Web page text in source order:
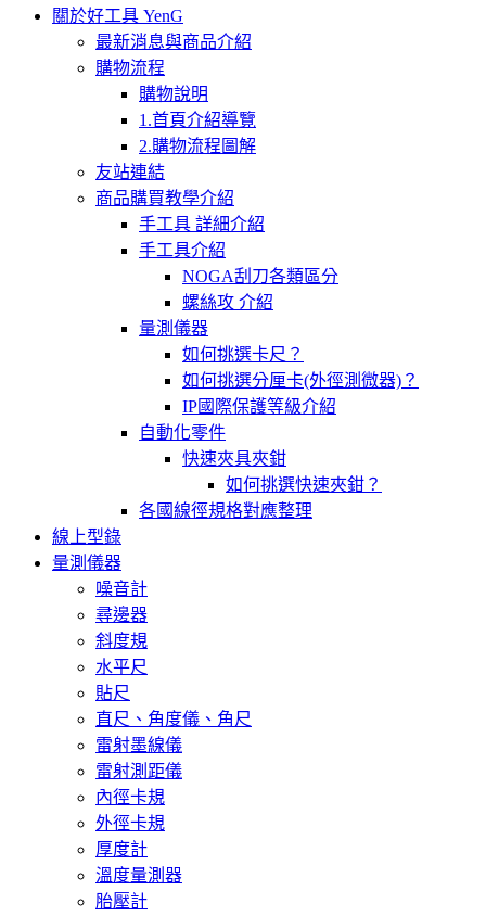
關於好工具 YenG
最新消息與商品介紹
購物流程
購物說明
1.首頁介紹導覽
2.購物流程圖解
友站連結
商品購買教學介紹
手工具 詳細介紹
手工具介紹
NOGA刮刀各類區分
螺絲攻 介紹
量測儀器
如何挑選卡尺？
如何挑選分厘卡(外徑測微器)？
IP國際保護等級介紹
自動化零件
快速夾具夾鉗
如何挑選快速夾鉗？
各國線徑規格對應整理
線上型錄
量測儀器
噪音計
尋邊器
斜度規
水平尺
貼尺
直尺、角度儀、角尺
雷射墨線儀
雷射測距儀
內徑卡規
外徑卡規
厚度計
溫度量測器
胎壓計